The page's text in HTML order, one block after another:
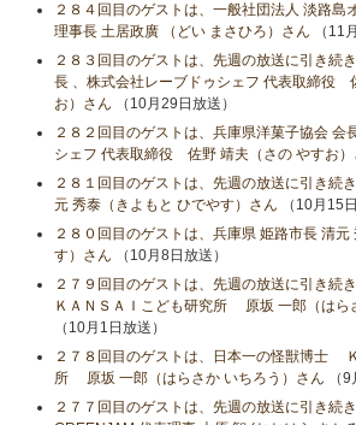
２８４回目のゲストは、一般社団法人 淡路島
理事長 土居政廣 （どい まさひろ）さん （11
２８３回目のゲストは、先週の放送に引き続
長 、株式会社レーブドゥシェフ 代表取締役
お）さん （10月29日放送）
２８２回目のゲストは、兵庫県洋菓子協会 会
シェフ 代表取締役 佐野 靖夫（さの やすお）
２８１回目のゲストは、先週の放送に引き続
元 秀泰（きよもと ひでやす）さん （10月15
２８０回目のゲストは、兵庫県 姫路市長 清
す）さん （10月8日放送）
２７９回目のゲストは、先週の放送に引き
ＫＡＮＳＡＩこども研究所 原坂 一郎（はら
（10月1日放送）
２７８回目のゲストは、日本一の怪獣博士
所 原坂 一郎（はらさか いちろう）さん （9
２７７回目のゲストは、先週の放送に引き続